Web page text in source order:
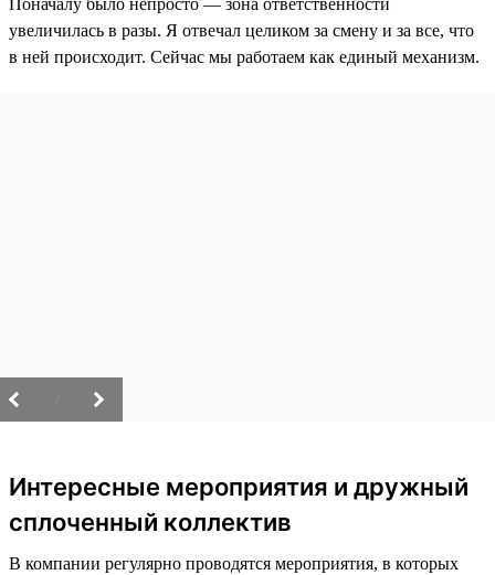
Поначалу было непросто — зона ответственности
увеличилась в разы. Я отвечал целиком за смену и за все, что
в ней происходит. Сейчас мы работаем как единый механизм.
Интересные мероприятия и дружный
сплоченный коллектив
В компании регулярно проводятся мероприятия, в которых